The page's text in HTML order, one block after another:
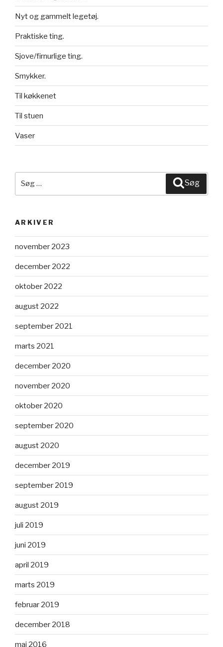
Nyt og gammelt legetøj.
Praktiske ting.
Sjove/firnurlige ting.
Smykker.
Til køkkenet
Til stuen
Vaser
efter:
Søg
ARKIVER
november 2023
december 2022
oktober 2022
august 2022
september 2021
marts 2021
december 2020
november 2020
oktober 2020
september 2020
august 2020
december 2019
september 2019
august 2019
juli 2019
juni 2019
april 2019
marts 2019
februar 2019
december 2018
maj 2016